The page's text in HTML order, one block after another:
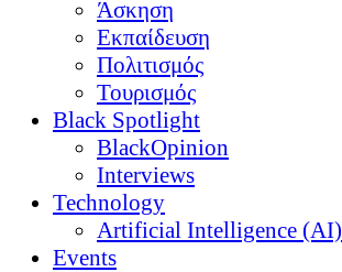
Άσκηση
Εκπαίδευση
Πολιτισμός
Τουρισμός
Black Spotlight
BlackOpinion
Interviews
Technology
Artificial Intelligence (AI)
Events